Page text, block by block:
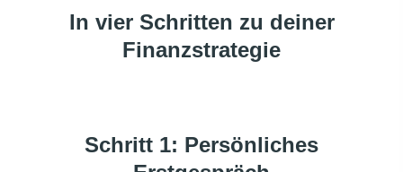
In vier Schritten zu deiner
Finanzstrategie
Schritt 1: Persönliches